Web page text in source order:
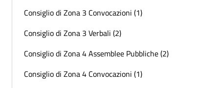
Consiglio di Zona 3 Convocazioni (1)
Consiglio di Zona 3 Verbali (2)
Consiglio di Zona 4 Assemblee Pubbliche (2)
Consiglio di Zona 4 Convocazioni (1)